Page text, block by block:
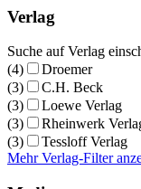
Verlag
Suche auf Verlag
(4)
Droemer
(3)
C.H. Beck
(3)
Loewe Verlag
(3)
Rheinwerk
(3)
Tessloff Verlag
Mehr Verlag-Filter